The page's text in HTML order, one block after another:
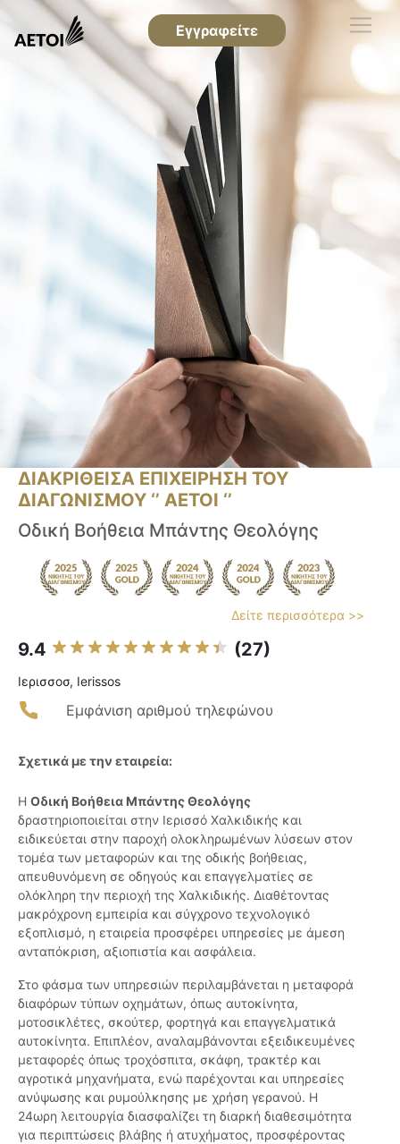
Εγγραφείτε
ΔΙΑΚΡΙΘΕΙΣΑ ΕΠΙΧΕΙΡΗΣΗ ΤΟΥ
ΔΙΑΓΩΝΙΣΜΟΥ ‘’ ΑΕΤΟΙ ‘’
Οδική Βοήθεια Μπάντης Θεολόγης
Δείτε περισσότερα >>
9.4 (27)
Ιερισσοσ, Ierissos
Εμφάνιση αριθμού τηλεφώνου
Σχετικά με την εταιρεία:
Η Οδική Βοήθεια Μπάντης Θεολόγης
δραστηριοποιείται στην Ιερισσό Χαλκιδικής και
ειδικεύεται στην παροχή ολοκληρωμένων λύσεων στον
τομέα των μεταφορών και της οδικής βοήθειας,
απευθυνόμενη σε οδηγούς και επαγγελματίες σε
ολόκληρη την περιοχή της Χαλκιδικής. Διαθέτοντας
μακρόχρονη εμπειρία και σύγχρονο τεχνολογικό
εξοπλισμό, η εταιρεία προσφέρει υπηρεσίες με άμεση
ανταπόκριση, αξιοπιστία και ασφάλεια.
Στο φάσμα των υπηρεσιών περιλαμβάνεται η μεταφορά
διαφόρων τύπων οχημάτων, όπως αυτοκίνητα,
μοτοσικλέτες, σκούτερ, φορτηγά και επαγγελματικά
αυτοκίνητα. Επιπλέον, αναλαμβάνονται εξειδικευμένες
μεταφορές όπως τροχόσπιτα, σκάφη, τρακτέρ και
αγροτικά μηχανήματα, ενώ παρέχονται και υπηρεσίες
ανύψωσης και ρυμούλκησης με χρήση γερανού. Η
24ωρη λειτουργία διασφαλίζει τη διαρκή διαθεσιμότητα
για περιπτώσεις βλάβης ή ατυχήματος, προσφέροντας